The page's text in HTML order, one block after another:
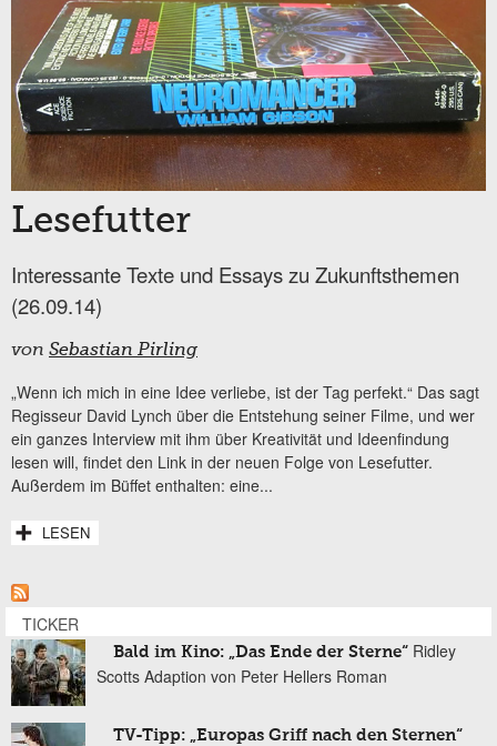
Lesefutter
Interessante Texte und Essays zu Zukunftsthemen
(26.09.14)
von Sebastian Pirling
„Wenn ich mich in eine Idee verliebe, ist der Tag perfekt.“ Das sagt
Regisseur David Lynch über die Entstehung seiner Filme, und wer
ein ganzes Interview mit ihm über Kreativität und Ideenfindung
lesen will, findet den Link in der neuen Folge von Lesefutter.
Außerdem im Büffet enthalten: eine...
LESEN
TICKER
Bald im Kino: „Das Ende der Sterne“ Ridley
Scotts Adaption von Peter Hellers Roman
TV-Tipp: „Europas Griff nach den Sternen“